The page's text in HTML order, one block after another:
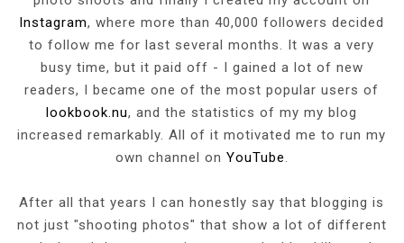
Instagram, where more than 40,000 followers decided
to follow me for last several months. It was a very
busy time, but it paid off - I gained a lot of new
readers, I became one of the most popular users of
lookbook.nu, and the statistics of my my blog
increased remarkably. All of it motivated me to run my
own channel on YouTube.
After all that years I can honestly say that blogging is
not just "shooting photos" that show a lot of different